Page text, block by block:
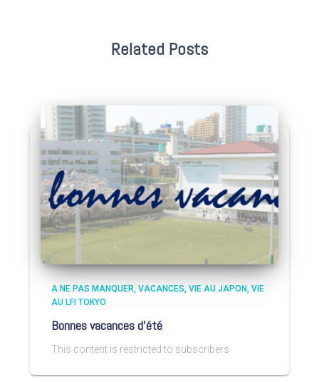
Related Posts
A NE PAS MANQUER VACANCES VIE AU JAPON VIE
AU LFI TOKYO
Bonnes vacances d’été
This content is restricted to subscribers